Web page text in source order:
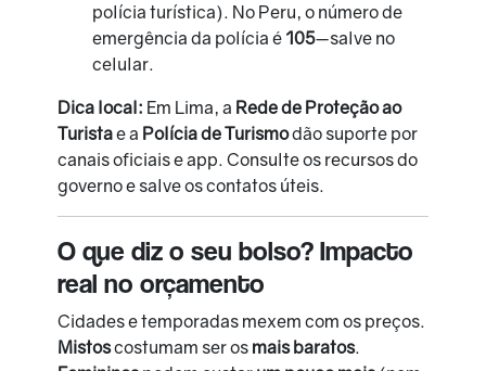
polícia turística). No Peru, o número de
emergência da polícia é 105—salve no
celular.
Dica local: Em Lima, a Rede de Proteção ao
Turistae a Polícia de Turismodão suporte por
canais oficiais e app. Consulte os recursos do
governo e salve os contatos úteis.
O que diz o seu bolso? Impacto
real no orçamento
Cidades e temporadas mexem com os preços.
Mistoscostumam ser os mais baratos.